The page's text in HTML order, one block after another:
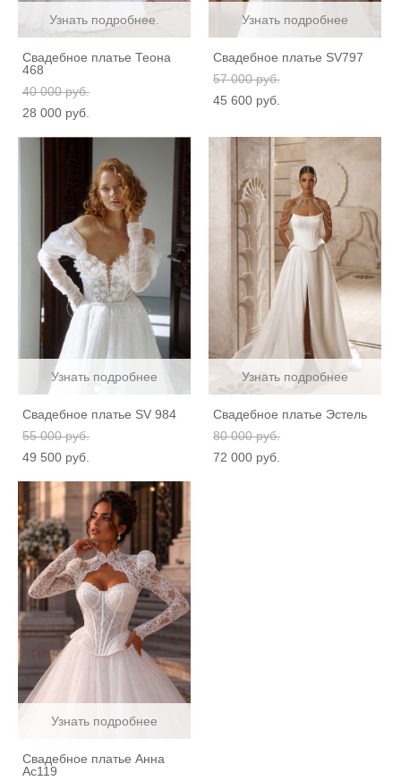
Узнать подробнее.
Свадебное платье Теона
468
40 000 pуб.
28 000 pуб.
Узнать подробнее
Свадебное платье SV797
57 000 pуб.
45 600 pуб.
Узнать подробнее
Свадебное платье SV 984
55 000 pуб.
49 500 pуб.
Узнать подробнее
Свадебное платье Эстель
80 000 pуб.
72 000 pуб.
Узнать подробнее
Свадебное платье Анна
Ас119